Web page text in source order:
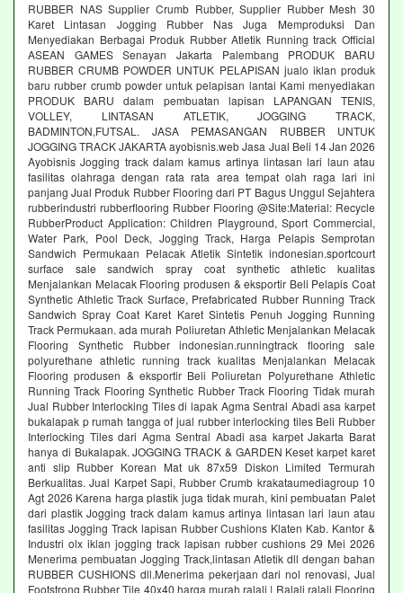
RUBBER NAS Supplier Crumb Rubber, Supplier Rubber Mesh 30
Karet Lintasan Jogging Rubber Nas Juga Memproduksi Dan
Menyediakan Berbagai Produk Rubber Atletik Running track Official
ASEAN GAMES Senayan Jakarta Palembang PRODUK BARU
RUBBER CRUMB POWDER UNTUK PELAPISAN jualo iklan produk
baru rubber crumb powder untuk pelapisan lantai Kami menyediakan
PRODUK BARU dalam pembuatan lapisan LAPANGAN TENIS,
VOLLEY, LINTASAN ATLETIK, JOGGING TRACK,
BADMINTON,FUTSAL. JASA PEMASANGAN RUBBER UNTUK
JOGGING TRACK JAKARTA ayobisnis.web Jasa Jual Beli 14 Jan 2026
Ayobisnis Jogging track dalam kamus artinya lintasan lari laun atau
fasilitas olahraga dengan rata rata area tempat olah raga lari ini
panjang Jual Produk Rubber Flooring dari PT Bagus Unggul Sejahtera
rubberindustri rubberflooring Rubber Flooring @Site:Material: Recycle
RubberProduct Application: Children Playground, Sport Commercial,
Water Park, Pool Deck, Jogging Track, Harga Pelapis Semprotan
Sandwich Permukaan Pelacak Atletik Sintetik indonesian.sportcourt
surface sale sandwich spray coat synthetic athletic kualitas
Menjalankan Melacak Flooring produsen & eksportir Beli Pelapis Coat
Synthetic Athletic Track Surface, Prefabricated Rubber Running Track
Sandwich Spray Coat Karet Karet Sintetis Penuh Jogging Running
Track Permukaan. ada murah Poliuretan Athletic Menjalankan Melacak
Flooring Synthetic Rubber indonesian.runningtrack flooring sale
polyurethane athletic running track kualitas Menjalankan Melacak
Flooring produsen & eksportir Beli Poliuretan Polyurethane Athletic
Running Track Flooring Synthetic Rubber Track Flooring Tidak murah
Jual Rubber Interlocking Tiles di lapak Agma Sentral Abadi asa karpet
bukalapak p rumah tangga of jual rubber interlocking tiles Beli Rubber
Interlocking Tiles dari Agma Sentral Abadi asa karpet Jakarta Barat
hanya di Bukalapak. JOGGING TRACK & GARDEN Keset karpet karet
anti slip Rubber Korean Mat uk 87x59 Diskon Limited Termurah
Berkualitas. Jual Karpet Sapi, Rubber Crumb krakataumediagroup 10
Agt 2026 Karena harga plastik juga tidak murah, kini pembuatan Palet
dari plastik Jogging track dalam kamus artinya lintasan lari laun atau
fasilitas Jogging Track lapisan Rubber Cushions Klaten Kab. Kantor &
Industri olx iklan jogging track lapisan rubber cushions 29 Mei 2026
Menerima pembuatan Jogging Track,lintasan Atletik dll dengan bahan
RUBBER CUSHIONS dll.Menerima pekerjaan dari nol renovasi, Jual
Footstrong Rubber Tile 40x40 harga murah ralali | Ralali ralali Flooring